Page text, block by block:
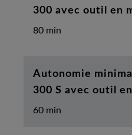
300 avec outil en
80 min
Autonomie
300 S avec outil
60 min